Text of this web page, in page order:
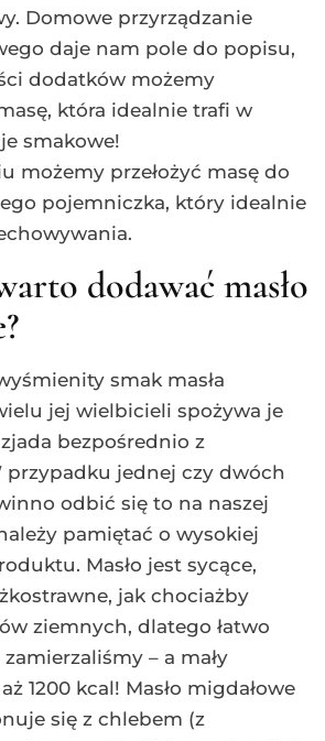
Domowe przyrządzanie
daje nam pole do popisu,
dodatków możemy
która idealnie trafi w
smakowe!
możemy przełożyć masę do
pojemniczka, który idealnie
dodawać masło
smak masła
jej wielbicieli spożywa je
bezpośrednio z
przypadku jednej czy dwóch
odbić się to na naszej
pamiętać o wysokiej
Masło jest sycące,
jak chociażby
ziemnych, dlatego łatwo
– a mały
1200 kcal! Masło migdałowe
się z chlebem (z